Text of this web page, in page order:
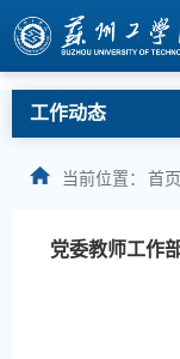
工作动态
当前位置： 首页